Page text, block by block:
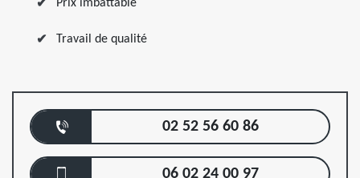
Prix imbattable
Travail de qualité
02 52 56 60 86
06 02 24 00 97